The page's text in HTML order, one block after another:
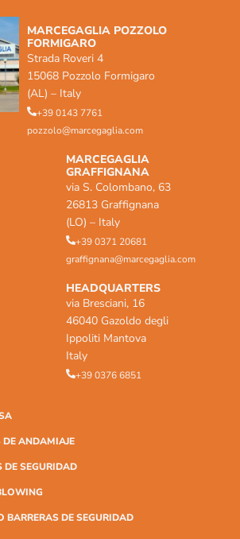
MARCEGAGLIA POZZOLO
FORMIGARO
Strada Roveri 4
15068 Pozzolo Formigaro
(AL) – Italy
+39 0143 7761
pozzolo@marcegaglia.com
MARCEGAGLIA
GRAFFIGNANA
via S. Colombano, 63
26813 Graffignana
(LO) – Italy
+39 0371 20681
graffignana@marcegaglia.com
HEADQUARTERS
via Bresciani, 16
46040 Gazoldo degli
Ippoliti Mantova
Italy
+39 0376 6851
ANDAMIAJE
DE SEGURIDAD
BARRERAS DE SEGURIDAD